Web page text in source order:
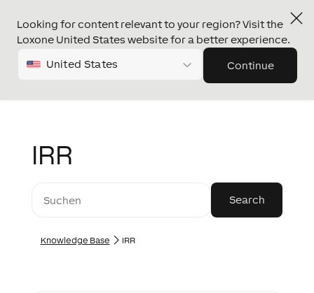
Looking for content relevant to your region? Visit the
Loxone United States website for a better experience.
United States Continue
IRR
Knowledge Base IRR